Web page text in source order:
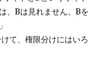
、Bは見れません。Bを
て、権限分けにはいろ
って2つのサイトに同時に